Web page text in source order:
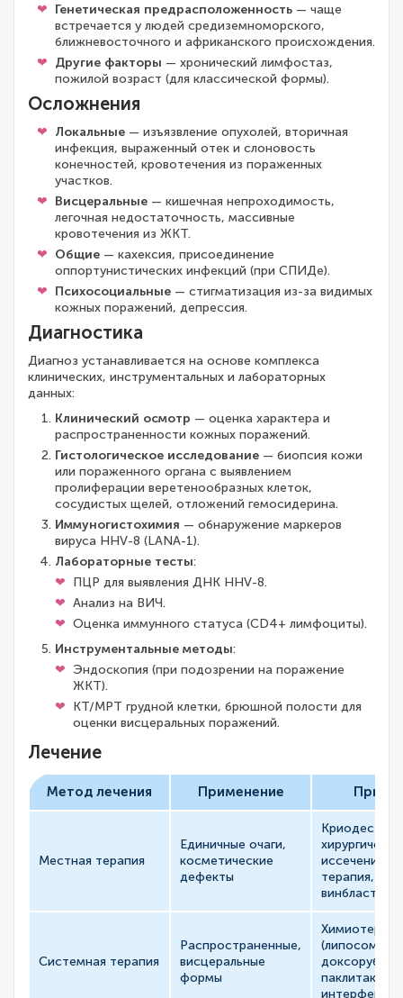
Генетическая предрасположенность — чаще
встречается у людей средиземноморского,
ближневосточного и африканского происхождения.
Другие факторы — хронический лимфостаз,
пожилой возраст (для классической формы).
Осложнения
Локальные — изъязвление опухолей, вторичная
инфекция, выраженный отек и слоновость
конечностей, кровотечения из пораженных
участков.
Висцеральные — кишечная непроходимость,
легочная недостаточность, массивные
кровотечения из ЖКТ.
Общие — кахексия, присоединение
оппортунистических инфекций (при СПИДе).
Психосоциальные — стигматизация из-за видимых
кожных поражений, депрессия.
Диагностика
Диагноз устанавливается на основе комплекса
клинических, инструментальных и лабораторных
данных:
Клинический осмотр — оценка характера и
распространенности кожных поражений.
Гистологическое исследование — биопсия кожи
или пораженного органа с выявлением
пролиферации веретенообразных клеток,
сосудистых щелей, отложений гемосидерина.
Иммуногистохимия — обнаружение маркеров
вируса HHV-8 (LANA-1).
Лабораторные тесты:
ПЦР для выявления ДНК HHV-8.
Анализ на ВИЧ.
Оценка иммунного статуса (CD4+ лимфоциты).
Инструментальные методы:
Эндоскопия (при подозрении на поражение
ЖКТ).
КТ/МРТ грудной клетки, брюшной полости для
оценки висцеральных поражений.
Лечение
Метод лечения Применение
Местная терапия
Единичные очаги,
косметические
дефекты
иссечение,
терапия,
винбластина
Системная терапия
Распространенные,
висцеральные
формы
паклитаксел),